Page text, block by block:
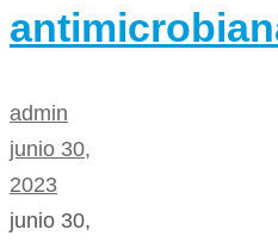
admin
junio 30,
2023
junio 30,